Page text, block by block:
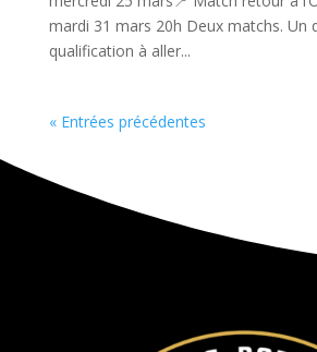
mardi 31 mars 20h Deux matchs. Un
qualification à aller...
« Entrées précédentes